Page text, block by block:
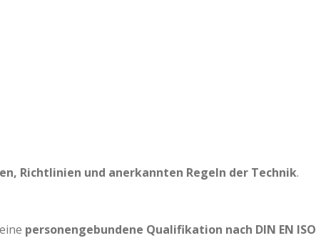
Richtlinien und anerkannten Regeln der Technik.
personengebundene Qualifikation nach DIN EN ISO